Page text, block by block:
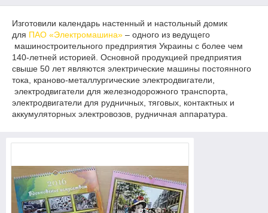
Изготовили календарь настенный и настольный домик
для ПАО «Электромашина» – одного из ведущего
машиностроительного предприятия Украины с более чем
140-летней историей. Основной продукцией предприятия
свыше 50 лет являются электрические машины постоянного
тока, краново-металлургические электродвигатели,
электродвигатели для железнодорожного транспорта,
электродвигатели для рудничных, тяговых, контактных и
аккумуляторных электровозов, рудничная аппаратура.